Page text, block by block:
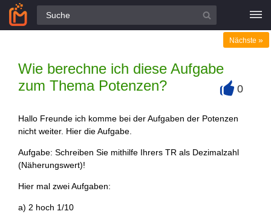
Alle Fragen
Wie berechne ich diese Aufgabe
zum Thema Potenzen?
Nächste »
0
Hallo Freunde ich komme bei der Aufgaben der Potenzen
nicht weiter. Hier die Aufgabe.
Aufgabe: Schreiben Sie mithilfe Ihrers TR als Dezimalzahl
(Näherungswert)!
Hier mal zwei Aufgaben:
a) 2 hoch 1/10